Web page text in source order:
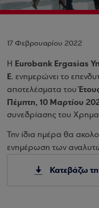
17 Φεβρουαρίου 2022
Η Eurobank Ergasias
Ε. ενημερώνει το
αποτελέσματα του
Πέμπτη, 10 Μαρτίου
συνεδρίασης του
Την ίδια ημέρα θα
ενημέρωση των
Κατεβάζω